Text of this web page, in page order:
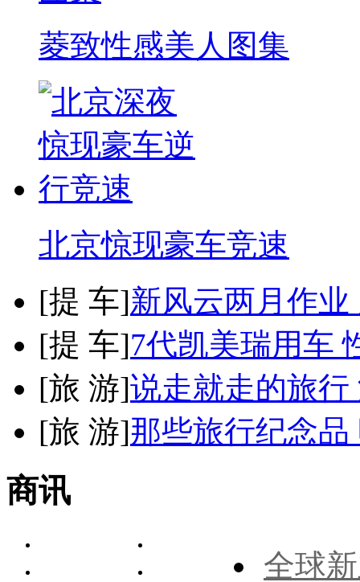
菱致性感美人图集
北京惊现豪车竞速
[提 车]新风云两月作
[提 车]7代凯美瑞用车
[旅 游]说走就走的旅
[旅 游]那些旅行纪念
商讯
全球